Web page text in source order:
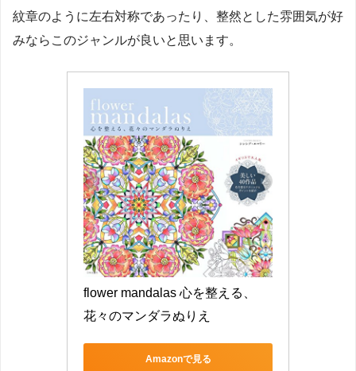
紋章のように左右対称であったり、整然とした雰囲気が好
みならこのジャンルが良いと思います。
flower mandalas 心を整える、
花々のマンダラぬりえ
Amazonで見る